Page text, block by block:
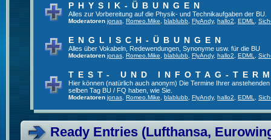
PHYSIK-ÜBUNGEN
Alles zur Vorbereitung auf die Physik- und Technikaufgaben der BU.
Moderatoren jonas Romeo.Mike blablubb FlyAndy, hallo2 EDML
ENGLISCH-ÜBUNGEN
Alles über Vokabeln, Redewendungen, Synonyme usw. für die BU
Moderatoren jonas Romeo.Mike blablubb FlyAndy, hallo2 EDML
TEST- UND INFOTAG-
Hier können (natürlich auch anonym) Die Termine Ihrer
selben Tag BU / FQ haben, wie Sie.
Moderatoren jonas Romeo.Mike blablubb FlyAndy, hallo2 EDML
Ready Entries (Lufthansa,